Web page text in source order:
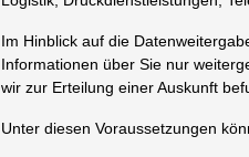
Im Hinblick auf die
Informationen über Sie nur
wir zur Erteilung einer Auskunft
Unter diesen Voraussetzungen